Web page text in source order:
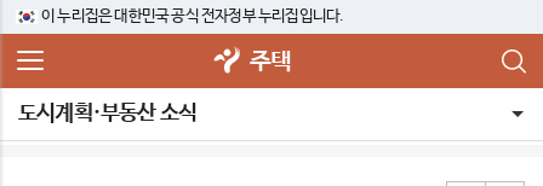
이 누리집은 대한민국 공식 전자정부 누리집입니다.
주택
도시계획·부동산 소식